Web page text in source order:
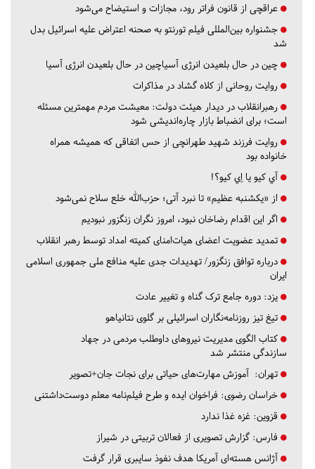
عراقچی از قانون فراتر رود، مجازات و استیضاح می‌شود
جشنواره بین‌المللی فیلم تورنتو به صحنه اعتراض علیه اسرائیل بدل
شد
چین در حال بلعیدن انرژی آسیاچین در حال بلعیدن انرژی آسیا
روایت روحانی از کلاه گشاد در مذاکرات
رهبرانقلاب در دیدار هیئت دولت: معیشت مردم مهمترین مسئله
است؛ برای انضباط بازار چاره‌اندیشی شود
روایت فرزند شهید طهرانچی از حس اتفاقی که همیشه همراه
خانواده بود
آي كيو يا اِي كيو؟!
از «یکشنبه عظیم» تا نبرد آتی؛ حزب‌الله خلع سلاح نمی‌شود
اگر این اقدام رضاخان نبود، امروز نگران زنگزور نبودیم
تمدید عضویت اعضای هیات‌امنای کمیته امداد توسط رهبر انقلاب
درباره توافق زنگزور/ تهدیدات جدی علیه منافع ملی جمهوری اسلامی
ایران
یزد: دوره جامع ترک گناه و تغییر عادت
تیغ تیز روزنامه‌نگاران اسرائیلی بر گلوی نتانیاهو
کتاب الگوی مدیریت نیروهای داوطلب مردمی در جهاد
سازندگی منتشر شد
تهران: آموزش مهارت‌های حیاتی برای نجات جان+تصویر
خراسان رضوی: فراخوان ایده و طرح فیلم‌نامه معلم دوست‌داشتنی
قزوین: غزه غذا ندارد
فارس: گزارش تصویری از فعالان تربیتی در شیراز
آژانس هسته‌ای آمریکا هدف نفوذ سایبری قرار گرفت